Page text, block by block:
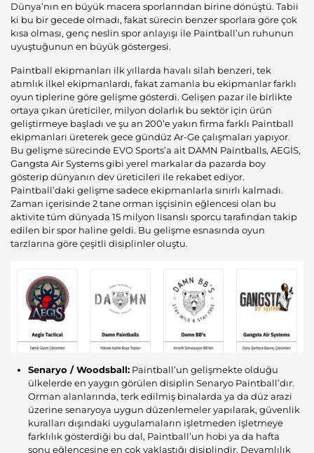
Dünya’nın en büyük macera sporlarından birine dönüştü. Tabii
ki bu bir gecede olmadı, fakat sürecin benzer sporlara göre çok
kısa olması, genç neslin spor anlayışı ile Paintball’un ruhunun
uyuştuğunun en büyük göstergesi.
Paintball ekipmanları ilk yıllarda havalı silah benzeri, tek
atımlık ilkel ekipmanlardı, fakat zamanla bu ekipmanlar farklı
oyun tiplerine göre gelişme gösterdi. Gelişen pazar ile birlikte
ortaya çıkan üreticiler, milyon dolarlık bu sektör için ürün
geliştirmeye başladı ve şu an 200’e yakın firma farklı Paintball
ekipmanları üreterek gece gündüz Ar-Ge çalışmaları yapıyor.
Bu gelişme sürecinde EVO Sports’a ait DAMN Paintballs, AEGİS,
Gangsta Air Systemsgibi yerel markalar da pazarda boy
gösterip dünyanın dev üreticileri ile rekabet ediyor.
Paintball’daki gelişme sadece ekipmanlarla sınırlı kalmadı.
Zaman içerisinde 2 tane orman işçisinin eğlencesi olan bu
aktivite tüm dünyada 15 milyon lisanslı sporcu tarafından takip
edilen bir spor haline geldi. Bu gelişme esnasında oyun
tarzlarına göre çeşitli disiplinler oluştu.
Senaryo / Woodsball: Paintball’un gelişmekte olduğu
ülkelerde en yaygın görülen disiplin Senaryo Paintball’dır.
Orman alanlarında, terk edilmiş binalarda ya da düz arazi
üzerine senaryoya uygun düzenlemeler yapılarak, güvenlik
kuralları dışındaki uygulamaların işletmeden işletmeye
farklılık gösterdiği bu dal, Paintball’un hobi ya da hafta
sonu eğlencesine en çok yaklaştığı disiplindir. Devamlılık